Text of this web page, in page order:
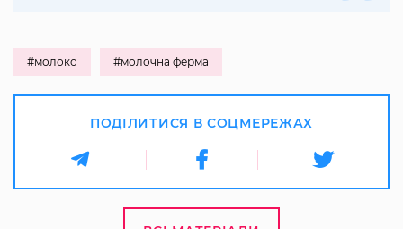
#молоко #молочна ферма
ПОДІЛИТИСЯ В СОЦМЕРЕЖАХ